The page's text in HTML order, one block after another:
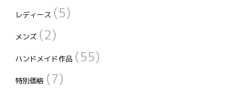
レディース (5)
メンズ (2)
ハンドメイド作品 (55)
特別価格 (7)